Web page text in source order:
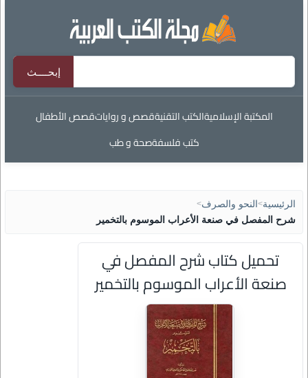
المكتبة الإسلاميةالكتب التقنيةقصص و رواياتقصص الأطفال
كتب فلسفةصحة و طب
الرئيسية> النحو والصرف>
شرح المفصل في صنعة الأعراب الموسوم بالتخمير
تحميل كتاب شرح المفصل في
صنعة الأعراب الموسوم بالتخمير